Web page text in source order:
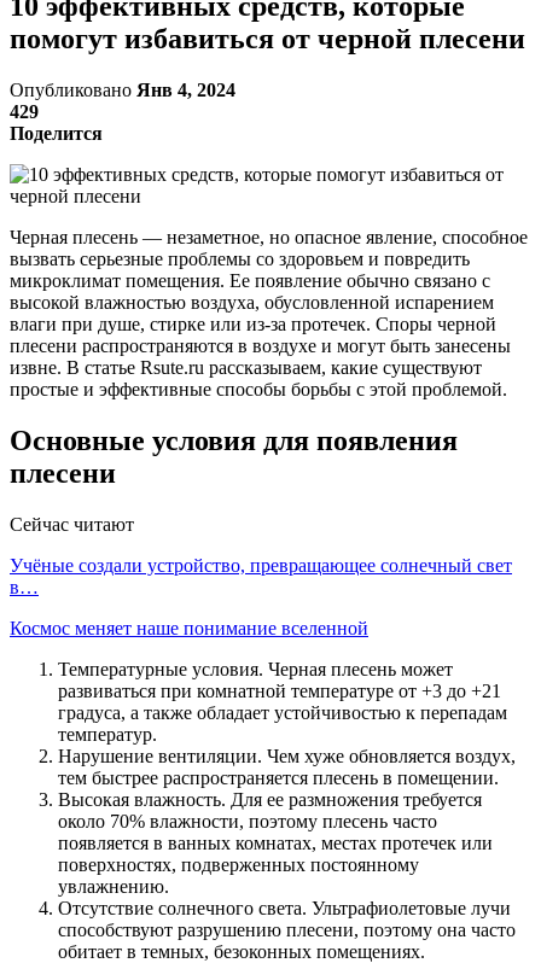
помогут избавиться от черной плесени
Опубликовано Янв 4, 2024
429
Поделится
Черная плесень — незаметное, но опасное явление, способное
вызвать серьезные проблемы со здоровьем и повредить
микроклимат помещения. Ее появление обычно связано с
высокой влажностью воздуха, обусловленной испарением
влаги при душе, стирке или из-за протечек. Споры черной
плесени распространяются в воздухе и могут быть занесены
извне. В статье Rsute.ru рассказываем, какие существуют
простые и эффективные способы борьбы с этой проблемой.
Основные условия для появления
плесени
Сейчас читают
Учёные создали устройство, превращающее солнечный свет
в…
Космос меняет наше понимание вселенной
Температурные условия. Черная плесень может
развиваться при комнатной температуре от +3 до +21
градуса, а также обладает устойчивостью к перепадам
температур.
Нарушение вентиляции. Чем хуже обновляется воздух,
тем быстрее распространяется плесень в помещении.
Высокая влажность. Для ее размножения требуется
около 70% влажности, поэтому плесень часто
появляется в ванных комнатах, местах протечек или
поверхностях, подверженных постоянному
увлажнению.
Отсутствие солнечного света. Ультрафиолетовые лучи
способствуют разрушению плесени, поэтому она часто
обитает в темных, безоконных помещениях.